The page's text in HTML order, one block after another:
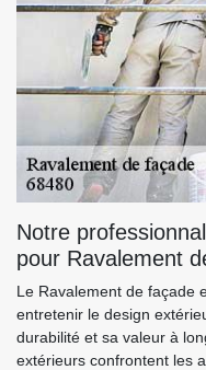
Notre
pour Ravalement
Le Ravalement de façade
entretenir le design
durabilité et sa valeur à
extérieurs confrontent les